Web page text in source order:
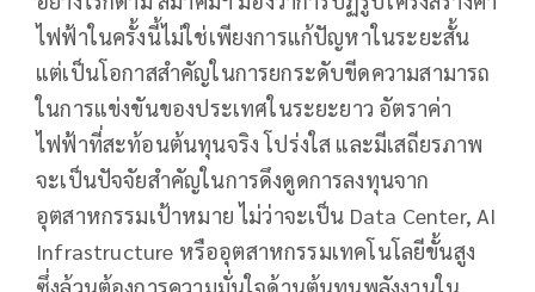
ไฟฟ้าในครั้งนี้ไม่ใช่เพียงการแก้ปัญหาในระยะสั้น
แต่เป็นโอกาสสำคัญในการยกระดับขีดความสามารถ
ในการแข่งขันของประเทศในระยะยาว อัตราค่า
ไฟฟ้าที่สะท้อนต้นทุนจริง โปร่งใส และมีเสถียรภาพ
จะเป็นปัจจัยสำคัญในการดึงดูดการลงทุนจาก
อุตสาหกรรมเป้าหมาย ไม่ว่าจะเป็น Data Center, AI
Infrastructure หรืออุตสาหกรรมเทคโนโลยีขั้นสูง